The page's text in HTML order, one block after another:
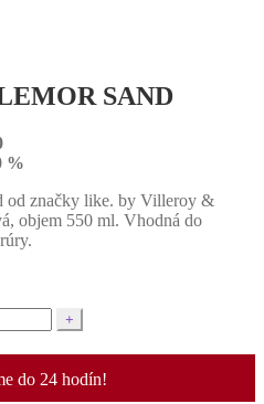
SAND
%
od značky like. by Villeroy &
objem 550 ml. Vhodná do
do 24 hodín!